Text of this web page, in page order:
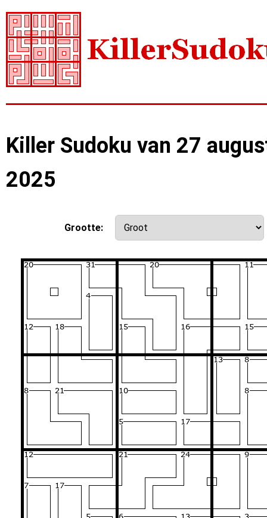
Killer Sudoku van 27
2025
Grootte: